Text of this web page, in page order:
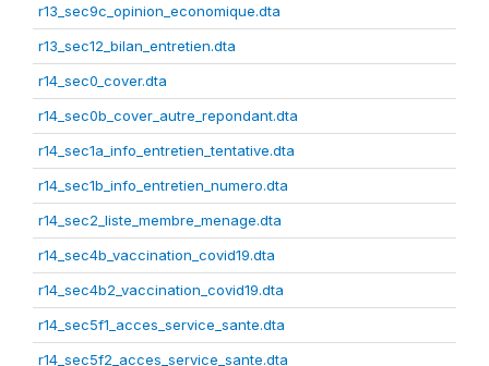
r13_sec9c_opinion_economique.dta
r13_sec12_bilan_entretien.dta
r14_sec0_cover.dta
r14_sec0b_cover_autre_repondant.dta
r14_sec1a_info_entretien_tentative.dta
r14_sec1b_info_entretien_numero.dta
r14_sec2_liste_membre_menage.dta
r14_sec4b_vaccination_covid19.dta
r14_sec4b2_vaccination_covid19.dta
r14_sec5f1_acces_service_sante.dta
r14_sec5f2_acces_service_sante.dta